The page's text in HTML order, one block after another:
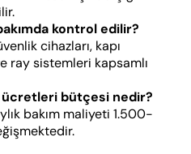
kontrol edilir?
cihazları, kapı
ray sistemleri kapsamlı
ücretleri bütçesi nedir?
bakım maliyeti 1.500-